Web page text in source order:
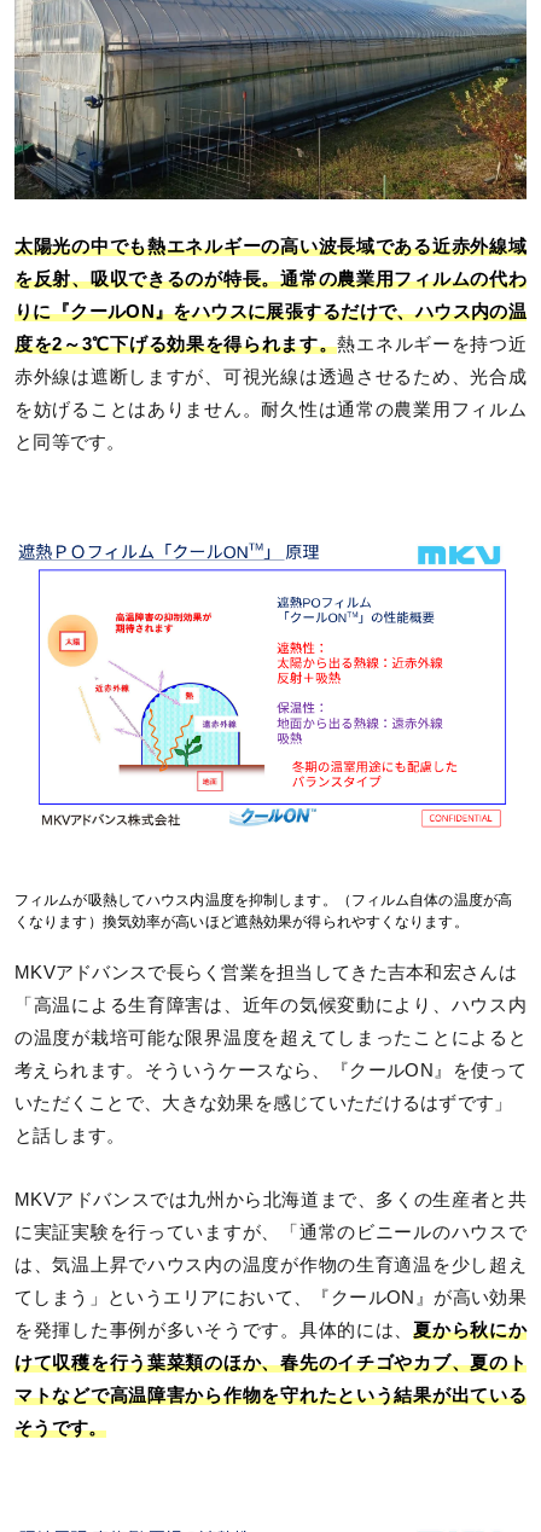
太陽光の中でも熱エネルギーの高い波長域である近赤外線域
を反射、吸収できるのが特長。通常の農業用フィルムの代わ
りに『クールON』をハウスに展張するだけで、ハウス内の温
度を2～3℃下げる効果を得られます。熱エネルギーを持つ近
赤外線は遮断しますが、可視光線は透過させるため、光合成
を妨げることはありません。耐久性は通常の農業用フィルム
と同等です。
フィルムが吸熱してハウス内温度を抑制します。（フィルム自体の温度が高
くなります）換気効率が高いほど遮熱効果が得られやすくなります。
MKVアドバンスで長らく営業を担当してきた吉本和宏さんは
「高温による生育障害は、近年の気候変動により、ハウス内
の温度が栽培可能な限界温度を超えてしまったことによると
考えられます。そういうケースなら、『クールON』を使って
いただくことで、大きな効果を感じていただけるはずです」
と話します。
MKVアドバンスでは九州から北海道まで、多くの生産者と共
に実証実験を行っていますが、「通常のビニールのハウスで
は、気温上昇でハウス内の温度が作物の生育適温を少し超え
てしまう」というエリアにおいて、『クールON』が高い効果
を発揮した事例が多いそうです。具体的には、夏から秋にか
けて収穫を行う葉菜類のほか、春先のイチゴやカブ、夏のト
マトなどで高温障害から作物を守れたという結果が出ている
そうです。